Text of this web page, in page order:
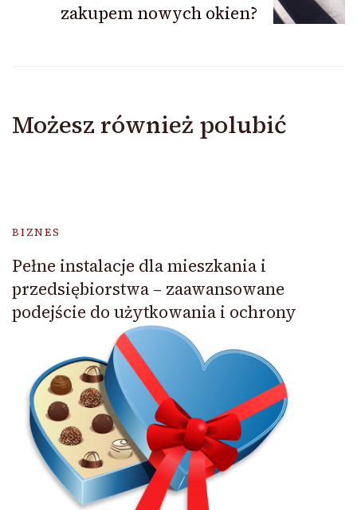
zakupem nowych okien?
Możesz również polubić
BIZNES
Pełne instalacje dla mieszkania i
przedsiębiorstwa – zaawansowane
podejście do użytkowania i ochrony